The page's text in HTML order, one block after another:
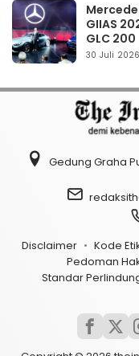
GIIAS
GLC 200
30 Juli 2026
Gedung Graha
Disclaimer
Kode
Pedoman
Standar